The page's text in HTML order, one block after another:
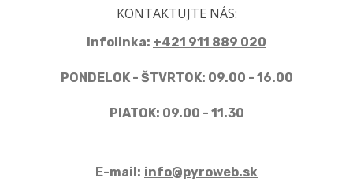
KONTAKTUJTE NÁS:
Infolinka: +421 911 889 020
PONDELOK - ŠTVRTOK: 09.00 - 16.00
PIATOK: 09.00 - 11.30
E-mail: info@pyroweb.sk